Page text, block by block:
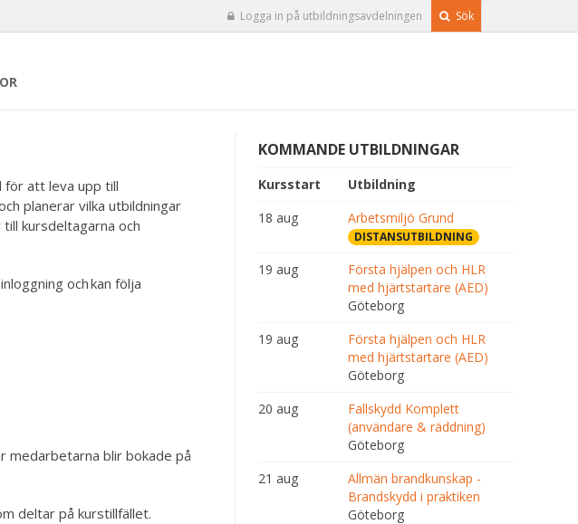
Logga in på utbildningsavdelningen Sök
för att leva upp till
planerar vilka utbildningar
kursdeltagarna och
och kan följa
medarbetarna blir bokade på
deltar på kurstillfället.
KOMMANDE UTBILDNINGAR
Kursstart
Utbildning
18 aug
Arbetsmiljö Grund
DISTANSUTBILDNING
19 aug
Första hjälpen och HLR
med hjärtstartare (AED)
Göteborg
19 aug
Första hjälpen och HLR
med hjärtstartare (AED)
Göteborg
20 aug
Fallskydd Komplett
(användare & räddning)
Göteborg
21 aug
Allmän brandkunskap -
Brandskydd i praktiken
Göteborg